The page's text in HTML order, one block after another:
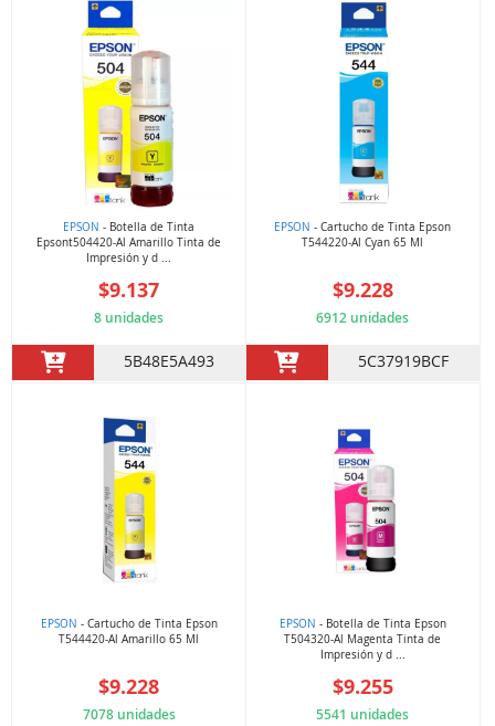
EPSON - Botella de Tinta
Epsont504420-Al Amarillo Tinta de
Impresión y d ...
$9.137
8 unidades
5B48E5A493
EPSON - Cartucho de Tinta Epson
T544220-Al Cyan 65 Ml
$9.228
6912 unidades
5C37919BCF
EPSON - Cartucho de Tinta Epson
T544420-Al Amarillo 65 Ml
$9.228
7078 unidades
EPSON - Botella de Tinta Epson
T504320-Al Magenta Tinta de
Impresión y d ...
$9.255
5541 unidades